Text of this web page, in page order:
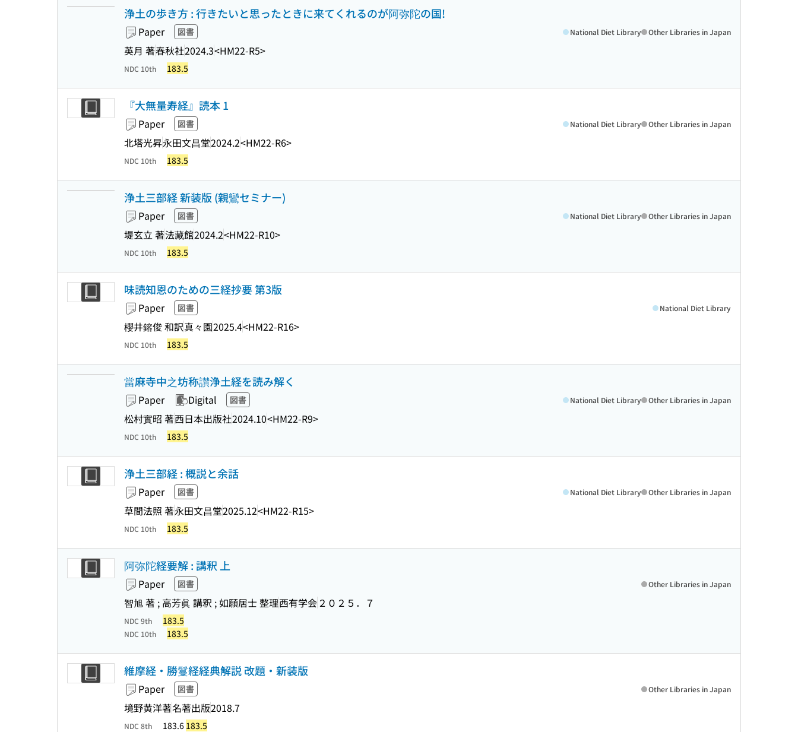
浄土の歩き方 : 行きたいと思ったときに来てくれるのが阿弥陀の国!
Paper 図書
英月 著春秋社2024.3<HM22-R5>
National Diet Library Other Libraries in Japan
NDC 10th 183.5
『大無量寿経』読本 1
Paper 図書
北塔光昇永田文昌堂2024.2<HM22-R6>
National Diet Library Other Libraries in Japan
NDC 10th 183.5
浄土三部経 新装版 (親鸞セミナー)
Paper 図書
堤玄立 著法藏館2024.2<HM22-R10>
National Diet Library Other Libraries in Japan
NDC 10th 183.5
味読知恩のための三経抄要 第3版
Paper 図書
櫻井鎔俊 和訳真々園2025.4<HM22-R16>
National Diet Library
NDC 10th 183.5
當麻寺中之坊称讃浄土経を読み解く
Paper Digital 図書
松村實昭 著西日本出版社2024.10<HM22-R9>
National Diet Library Other Libraries in Japan
NDC 10th 183.5
浄土三部経 : 概説と余話
Paper 図書
草間法照 著永田文昌堂2025.12<HM22-R15>
National Diet Library Other Libraries in Japan
NDC 10th 183.5
阿弥陀経要解 : 講釈 上
Paper 図書
智旭 著 ; 高芳眞 講釈 ; 如願居士 整理西有学会 ２０２５．７
Other Libraries in Japan
NDC 9th 183.5
NDC 10th 183.5
維摩経・勝鬘経経典解説 改題・新装版
Paper 図書
境野黄洋著名著出版2018.7
Other Libraries in Japan
NDC 8th 183.6 183.5